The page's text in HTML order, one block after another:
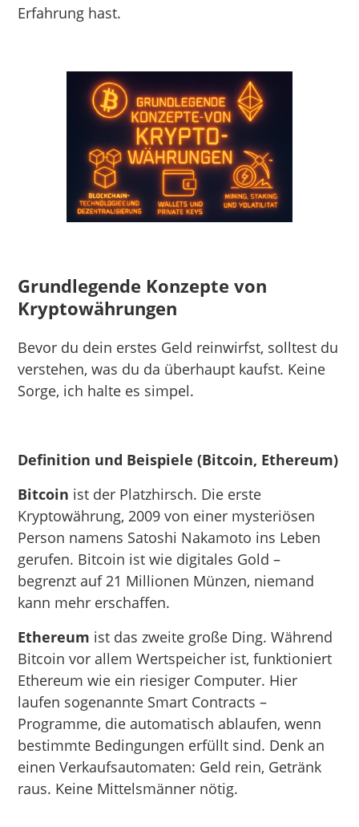
Erfahrung hast.
Grundlegende Konzepte von
Kryptowährungen
Bevor du dein erstes Geld reinwirfst, solltest du
verstehen, was du da überhaupt kaufst. Keine
Sorge, ich halte es simpel.
Definition und Beispiele (Bitcoin, Ethereum)
Bitcoin ist der Platzhirsch. Die erste
Kryptowährung, 2009 von einer mysteriösen
Person namens Satoshi Nakamoto ins Leben
gerufen. Bitcoin ist wie digitales Gold –
begrenzt auf 21 Millionen Münzen, niemand
kann mehr erschaffen.
Ethereum ist das zweite große Ding. Während
Bitcoin vor allem Wertspeicher ist, funktioniert
Ethereum wie ein riesiger Computer. Hier
laufen sogenannte Smart Contracts –
Programme, die automatisch ablaufen, wenn
bestimmte Bedingungen erfüllt sind. Denk an
einen Verkaufsautomaten: Geld rein, Getränk
raus. Keine Mittelsmänner nötig.